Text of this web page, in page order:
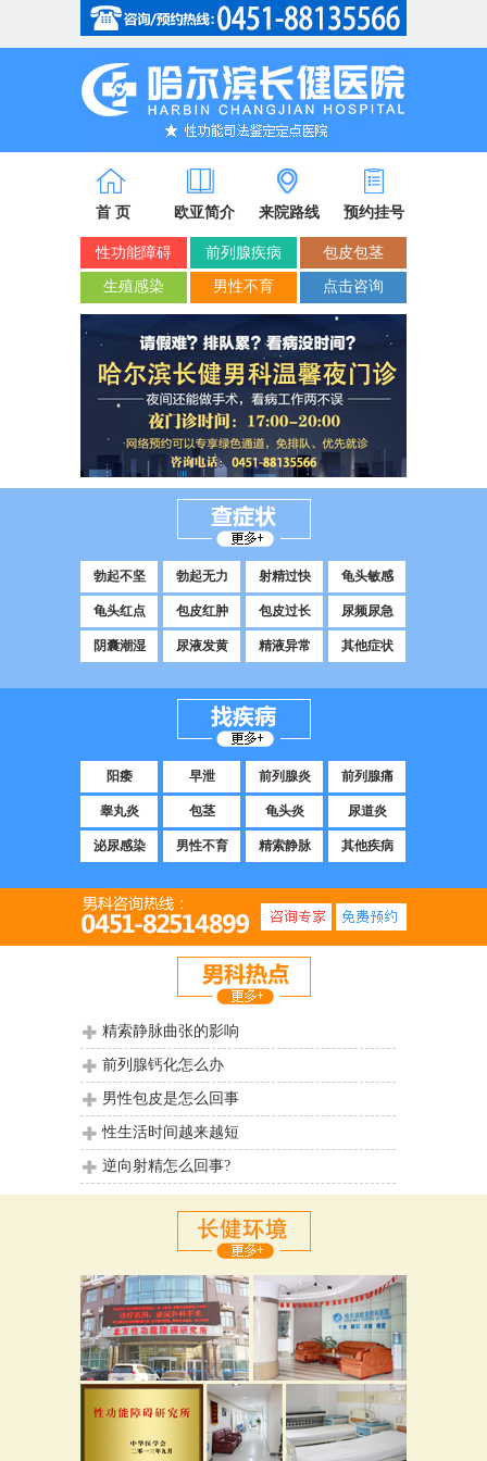
省市医保/新农合定点单位
首 页 欧亚简介 来院路线 预约挂号
性功能障碍 前列腺疾病 包皮包茎
生殖感染 男性不育 点击咨询
勃起不坚 勃起无力 射精过快 龟头敏感
龟头红点 包皮红肿 包皮过长 尿频尿急
阴囊潮湿 尿液发黄 精液异常 其他症状
阳痿 早泄 前列腺炎 前列腺痛
睾丸炎 包茎 龟头炎 尿道炎
泌尿感染 男性不育 精索静脉 其他疾病
精索静脉曲张的影响
前列腺钙化怎么办
男性包皮是怎么回事
性生活时间越来越短
逆向射精怎么回事?